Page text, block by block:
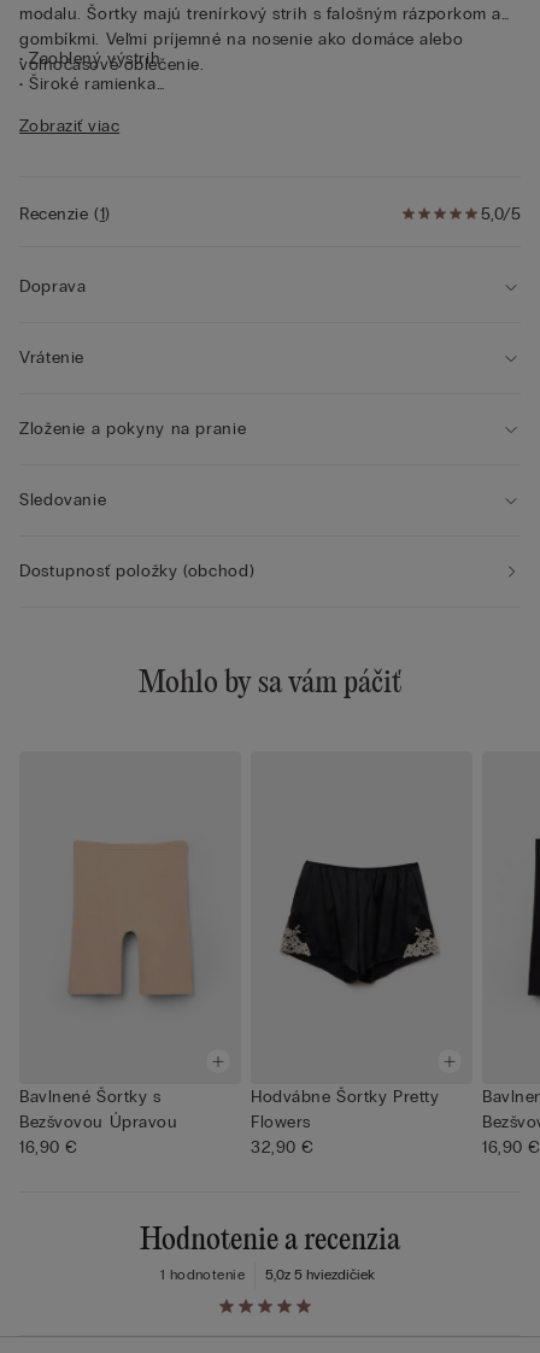
modalu. Šortky majú trenírkový strih s falošným rázporkom a
gombíkmi. Veľmi príjemné na nosenie ako domáce alebo
voľnočasové oblečenie.
• Zaoblený výstrih
• Široké ramienka
• Obopínajúci strih
Zobraziť viac
5,0/5
Recenzie(1)
Doprava
Vrátenie
Zloženie a pokyny na pranie
Sledovanie
Dostupnosť položky (obchod)
Mohlo by sa vám páčiť
Bavlnené Šortky s
Bezšvovou Úpravou
16,90 €
Hodvábne Šortky Pretty
Flowers
32,90 €
16,90 €
Hodnotenie a recenzia
5,0z 5 hviezdičiek
1 hodnotenie